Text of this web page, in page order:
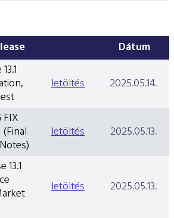
Dátum
letöltés
2025.05.14.
FIX
(Final letöltés
2025.05.13.
13.1
letöltés 2025.05.13.